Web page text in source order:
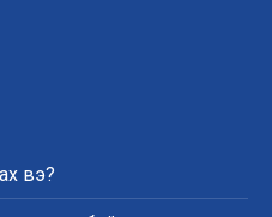
вэ?